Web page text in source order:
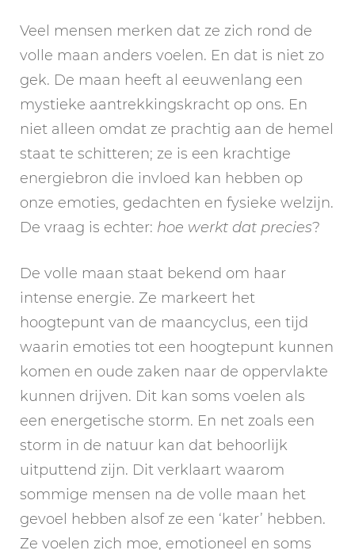
Veel mensen merken dat ze zich rond de
volle maan anders voelen. En dat is niet zo
gek. De maan heeft al eeuwenlang een
mystieke aantrekkingskracht op ons. En
niet alleen omdat ze prachtig aan de hemel
staat te schitteren; ze is een krachtige
energiebron die invloed kan hebben op
onze emoties, gedachten en fysieke welzijn.
De vraag is echter: hoe werkt dat precies?
De volle maan staat bekend om haar
intense energie. Ze markeert het
hoogtepunt van de maancyclus, een tijd
waarin emoties tot een hoogtepunt kunnen
komen en oude zaken naar de oppervlakte
kunnen drijven. Dit kan soms voelen als
een energetische storm. En net zoals een
storm in de natuur kan dat behoorlijk
uitputtend zijn. Dit verklaart waarom
sommige mensen na de volle maan het
gevoel hebben alsof ze een ‘kater’ hebben.
Ze voelen zich moe, emotioneel en soms